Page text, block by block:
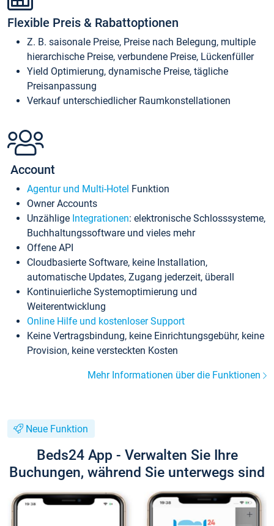
Flexible Preis & Rabattoptionen
Z. B. saisonale Preise, Preise nach Belegung, multiple
hierarchische Preise, verbundene Preise, Lückenfüller
Yield Optimierung, dynamische Preise, tägliche
Preisanpassung
Verkauf unterschiedlicher Raumkonstellationen
Account
Agentur und Multi-Hotel Funktion
Owner Accounts
Unzählige Integrationen: elektronische Schlosssysteme,
Buchhaltungssoftware und vieles mehr
Offene API
Cloudbasierte Software, keine Installation,
automatische Updates, Zugang jederzeit, überall
Kontinuierliche Systemoptimierung und
Weiterentwicklung
Online Hilfe und kostenloser Support
Keine Vertragsbindung, keine Einrichtungsgebühr, keine
Provision, keine versteckten Kosten
Mehr Informationen über die Funktionen
Neue Funktion
Beds24 App - Verwalten Sie Ihre
Buchungen, während Sie unterwegs sind